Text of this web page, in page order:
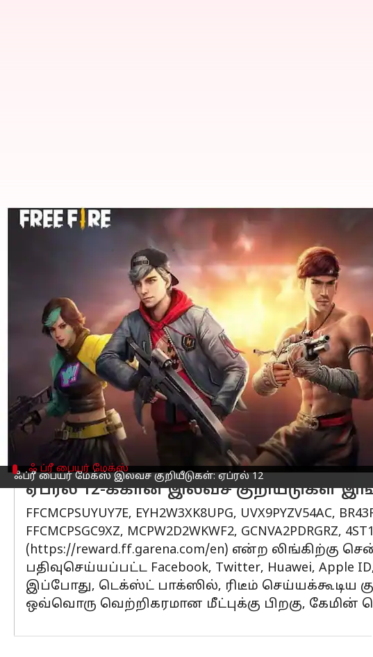
ஃப்ரீ பையர் மேக்ஸ் இலவச குறியீடுகள்: ஏப்ரல் 12
ஏப்ரல் 12-க்கான Free Fire MAX
Apr 12, 2023 09:49 am
பேட்டில் ராயல் கேம் இந்தியா, கரீனாவின்ஃப்ரீ
வழங்குகிறது.
எனவே இலவச Fire MAX குறியீடுகளை ரிடீம்
இந்தியாவில், ஆண்ட்ராய்டு பயனர்களால்
தனிநபர்கள், ஒரே அமர்வில் பல குறியீடுகளை
முறை மட்டுமே பயன்படுத்த முடியும்.
ஃ ப்ரீ பையர் மேக்ஸ்
ஏப்ரல் 12-க்கான இலவச குறியீடுகள்
FFCMCPSUYUY7E, EYH2W3XK8UPG, UVX9PYZV54AC,
FFCMCPSGC9XZ, MCPW2D2WKWF2, GCNVA2PDRGRZ,
(https://reward.ff.garena.com/en) என்ற
பதிவுசெய்யப்பட்ட Facebook, Twitter, Huawei,
இப்போது, டெக்ஸ்ட் பாக்ஸில், ரிடீம் செய்யக்கூடிய
ஒவ்வொரு வெற்றிகரமான மீட்புக்கு பிறகு,